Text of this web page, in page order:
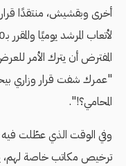
أخرى وبقشيش، منتقدًا
المفترض أن يترك الأمر
"عمرك شفت قرار وزاري
المحامي؟!".
وفي الوقت الذي عطّلت فيه
ترخيص مكاتب خاصة لهم،